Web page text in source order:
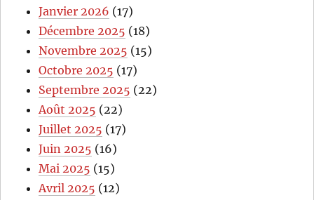
Janvier 2026 (17)
Décembre 2025 (18)
Novembre 2025 (15)
Octobre 2025 (17)
Septembre 2025 (22)
Août 2025 (22)
Juillet 2025 (17)
Juin 2025 (16)
Mai 2025 (15)
Avril 2025 (12)